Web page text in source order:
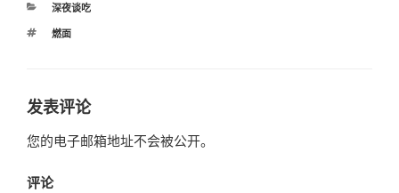
分
深夜谈吃
标
燃面
发表评论
您的电子邮箱地址不会被公开。
评论